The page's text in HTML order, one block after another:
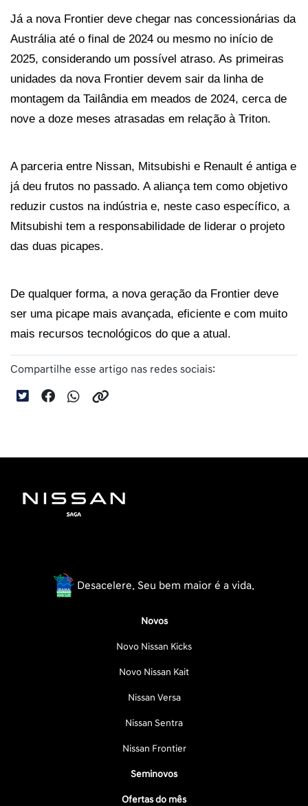
Já a nova Frontier deve chegar nas concessionárias da
Austrália até o final de 2024 ou mesmo no início de
2025, considerando um possível atraso. As primeiras
unidades da nova Frontier devem sair da linha de
montagem da Tailândia em meados de 2024, cerca de
nove a doze meses atrasadas em relação à Triton.
A parceria entre Nissan, Mitsubishi e Renault é antiga e
já deu frutos no passado. A aliança tem como objetivo
reduzir custos na indústria e, neste caso específico, a
Mitsubishi tem a responsabilidade de liderar o projeto
das duas picapes.
De qualquer forma, a nova geração da Frontier deve
ser uma picape mais avançada, eficiente e com muito
mais recursos tecnológicos do que a atual.
Compartilhe esse artigo nas redes sociais:
Desacelere. Seu bem maior é a vida.
Novos
Novo Nissan Kicks
Novo Nissan Kait
Nissan Versa
Nissan Sentra
Nissan Frontier
Seminovos
Ofertas do mês